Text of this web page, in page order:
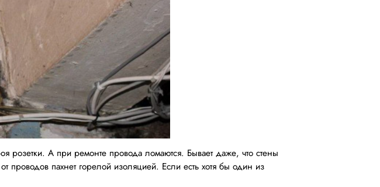
розетки. А при ремонте провода ломаются. Бывает даже, что стены
проводов пахнет горелой изоляцией. Если есть хотя бы один из